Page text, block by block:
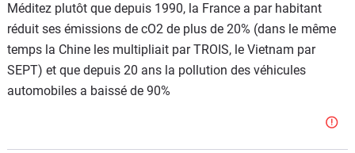
Méditez plutôt que depuis 1990, la France a par habitant
réduit ses émissions de cO2 de plus de 20% (dans le même
temps la Chine les multipliait par TROIS, le Vietnam par
SEPT) et que depuis 20 ans la pollution des véhicules
automobiles a baissé de 90%